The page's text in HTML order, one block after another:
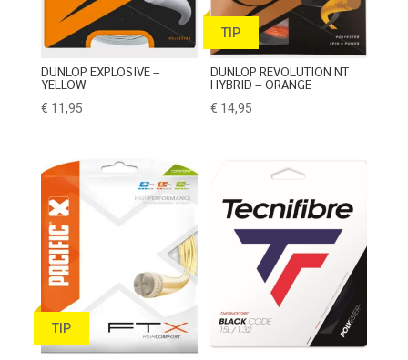
DUNLOP EXPLOSIVE –
YELLOW
€ 11,95
TIP
DUNLOP REVOLUTION NT
HYBRID – ORANGE
€ 14,95
TIP